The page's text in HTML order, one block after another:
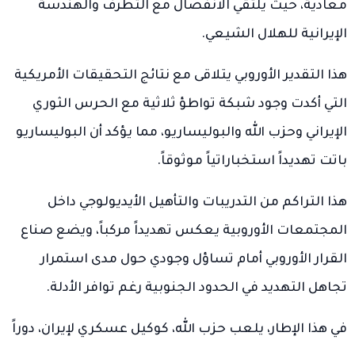
معادية، حيث يلتقي الانفصال مع التطرف والهندسة
الإيرانية للهلال الشيعي.
هذا التقدير الأوروبي يتلاقى مع نتائج التحقيقات الأمريكية
التي أكدت وجود شبكة تواطؤ ثلاثية مع الحرس الثوري
الإيراني وحزب الله والبوليساريو، مما يؤكد أن البوليساريو
باتت تهديداً استخباراتياً موثوقاً.
هذا التراكم من التدريبات والتأهيل الأيديولوجي داخل
المجتمعات الأوروبية يعكس تهديداً مركباً، ويضع صناع
القرار الأوروبي أمام تساؤل وجودي حول مدى استمرار
تجاهل التهديد في الحدود الجنوبية رغم توافر الأدلة.
في هذا الإطار، يلعب حزب الله، كوكيل عسكري لإيران، دوراً